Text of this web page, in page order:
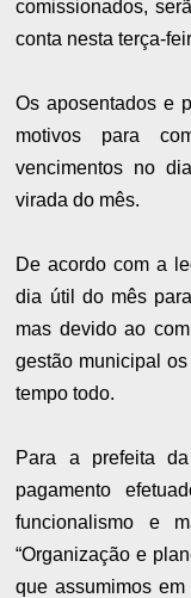
comissionados,
conta nesta terça-
Os aposentados e
motivos para
vencimentos no
virada do mês.
De acordo com a
dia útil do mês
mas devido ao
gestão municipal
tempo todo.
Para a prefeita
pagamento
funcionalismo e
“Organização e
que assumimos